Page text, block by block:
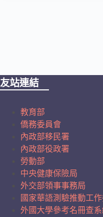
友站連結
教育部
僑務委員會
內政部移民署
內政部役政署
勞動部
中央健康保險局
外交部領事事務局
國家華語測驗推動工
外國大學參考名冊查